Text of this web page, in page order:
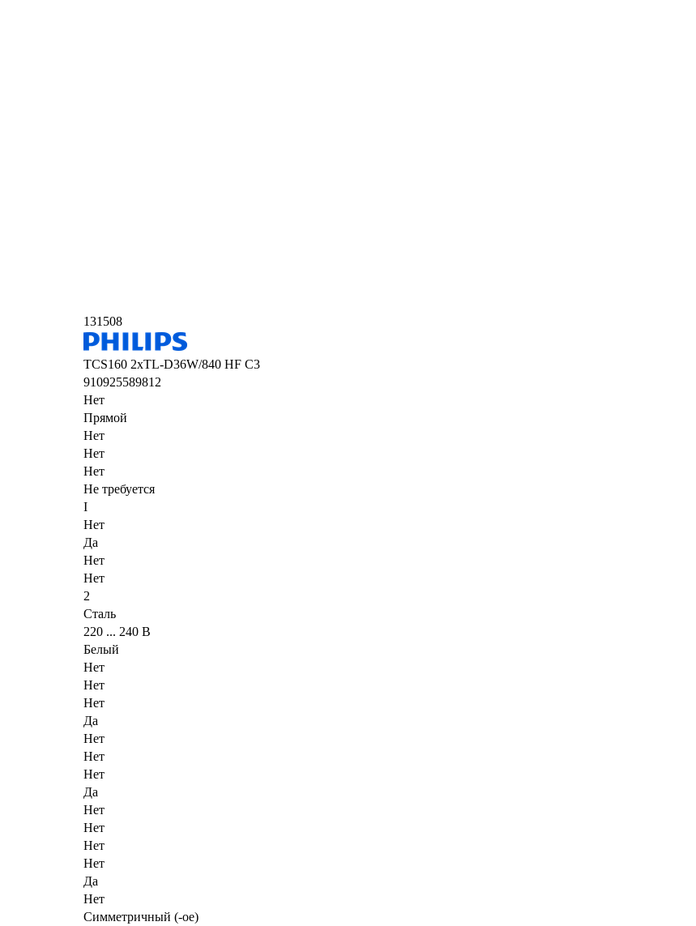
131508
TCS160 2xTL-D36W/840 HF C3
910925589812
Нет
Прямой
Нет
Нет
Нет
Не требуется
I
Нет
Да
Нет
Нет
2
Сталь
220 ... 240 В
Белый
Нет
Нет
Нет
Да
Нет
Нет
Нет
Да
Нет
Нет
Нет
Нет
Да
Нет
Симметричный (-ое)